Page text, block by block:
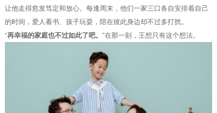
让他走得愈发笃定和放心。每逢周末，他们一家三口各自安排着自己
的时间，爱人看书、孩子玩耍，陪在彼此身边却不过多打扰。
“再幸福的家庭也不过如此了吧。 ”在那一刻，王想只有这个想法。